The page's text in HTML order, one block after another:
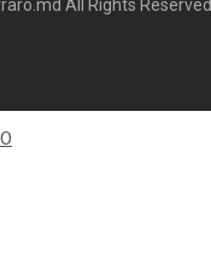
All Rights Reserved